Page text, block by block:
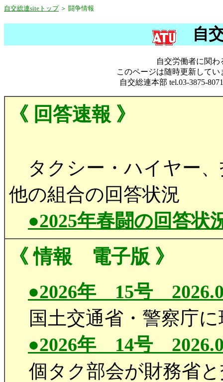
自交総連siteトップ＞ 闘争情報
自
自交労働者に関
このページは随時更新して
自交総連本部 tel.03-3875-
《 回答速報 》
タクシー・ハイヤー、
他の組合の回答状況
●2025年春闘の回答状
《 情報 電子版 》
●2026年 15号
国土交通省・警察庁
●2026年 14号
個タク部会が財務省